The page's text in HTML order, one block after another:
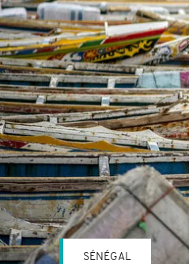
SÉNÉGAL